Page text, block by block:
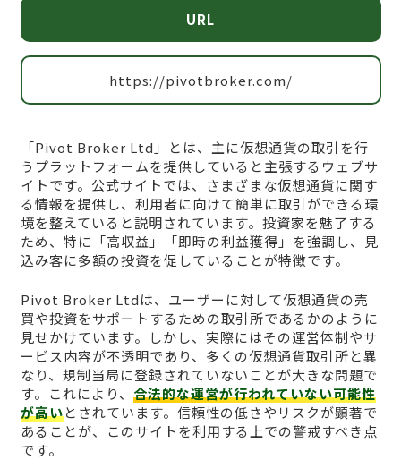
URL
https://pivotbroker.com/
「Pivot Broker Ltd」とは、主に仮想通貨の取引を行
うプラットフォームを提供していると主張するウェブサ
イトです。公式サイトでは、さまざまな仮想通貨に関す
る情報を提供し、利用者に向けて簡単に取引ができる環
境を整えていると説明されています。投資家を魅了する
ため、特に「高収益」「即時の利益獲得」を強調し、見
込み客に多額の投資を促していることが特徴です。
Pivot Broker Ltdは、ユーザーに対して仮想通貨の売
買や投資をサポートするための取引所であるかのように
見せかけています。しかし、実際にはその運営体制やサ
ービス内容が不透明であり、多くの仮想通貨取引所と異
なり、規制当局に登録されていないことが大きな問題で
す。これにより、 合法的な運営が行われていない可能性
が高いとされています。信頼性の低さやリスクが顕著で
あることが、このサイトを利用する上での警戒すべき点
です。